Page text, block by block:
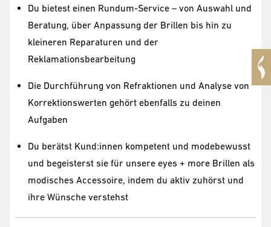
Du bietest einen Rundum-Service – von Auswahl und
Beratung, über Anpassung der Brillen bis hin zu
kleineren Reparaturen und der
Reklamationsbearbeitung
Die Durchführung von Refraktionen und Analyse von
Korrektionswerten gehört ebenfalls zu deinen
Aufgaben
Du berätst Kund:innen kompetent und modebewusst
und begeisterst sie für unsere eyes + more Brillen als
modisches Accessoire, indem du aktiv zuhörst und
ihre Wünsche verstehst